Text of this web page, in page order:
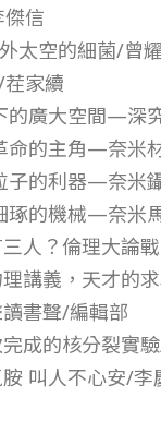
信
太空的細菌/曾
家續
的廣大空間—深
命的主角—奈米
子的利器—奈米
琢的機械—奈米
人？倫理大論
講義，天才的
書聲/編輯部
成的核分裂實
叫人不心安/李